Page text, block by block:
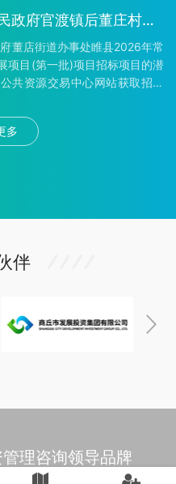
一、项目基本情况 1、项目编
闻集乡陈楼村、陈庄村及候庙
、采购方式：竞争性磋商 4、
元 最高限价：1494577.65
中牟县官渡镇人民政府官渡镇后董庄村内道路建设项目-竞争性磋商公告
董店街道办事处睢县2026年常
项目(第一批)项目招标项目的潜
共资源交易中心网站获取招标
项目基本情况 1、项目编号：
2、项目名称：睢县人民政府董
多
伴
理咨询领导品牌